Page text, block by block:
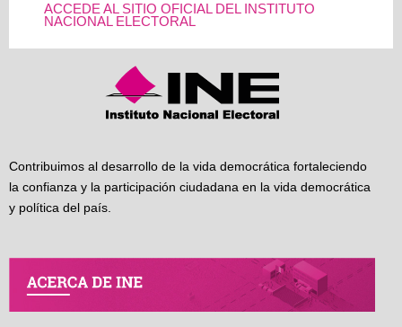
ACCEDE AL SITIO OFICIAL DEL INSTITUTO
NACIONAL ELECTORAL
Contribuimos al desarrollo de la vida democrática fortaleciendo
la confianza y la participación ciudadana en la vida democrática
y política del país.